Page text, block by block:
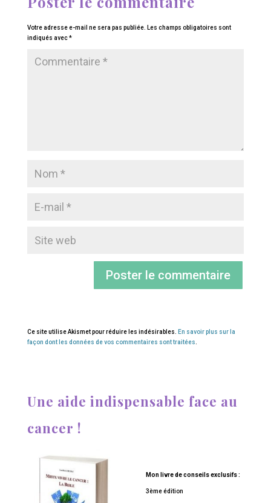
Votre adresse e-mail ne sera pas publiée.
Les champs obligatoires sont
indiqués avec*
Ce site utilise Akismet pour réduire les indésirables.
En savoir plus sur la
façon dont les données de vos commentaires sont traitées
Une aide indispensable face au
cancer !
Mon livre de conseils exclusifs :
3ème édition